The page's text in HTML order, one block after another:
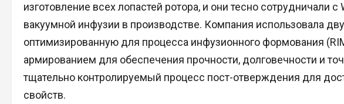
изготовление всех лопастей ротора, и они тесно сотрудничали
вакуумной инфузии в производстве. Компания использовала
оптимизированную для процесса инфузионного формования
армированием для обеспечения прочности, долговечности и
тщательно контролируемый процесс пост-отверждения для
свойств.